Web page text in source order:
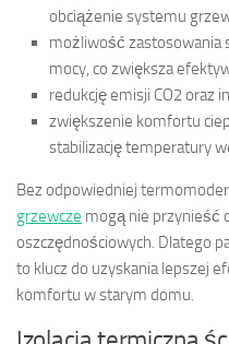
obciążenie systemu
możliwość zastosowania
mocy, co zwiększa
redukcję emisji CO2 oraz
zwiększenie komfortu
stabilizację temperatury
Bez odpowiedniej
grzewcze mogą nie przynieść
oszczędnościowych. Dlatego
to klucz do uzyskania lepszej
komfortu w starym domu.